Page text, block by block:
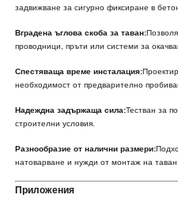
задвижване за сигурно фиксиране в
Вградена ъглова скоба за таван:
проводници, пръти или системи за
Спестяваща време инсталация:
необходимост от предварително
Надеждна задържаща сила:Тестван за
строителни условия.
Разнообразие от налични размери:
натоварване и нужди от монтаж на таван.
Приложения